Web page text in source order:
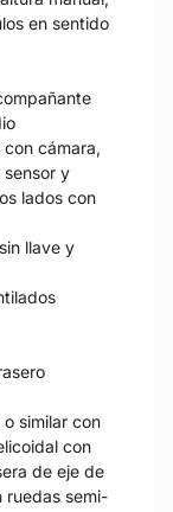
en sentido
cámara,
y
lados con
llave y
similar con
con
de eje de
ruedas semi-